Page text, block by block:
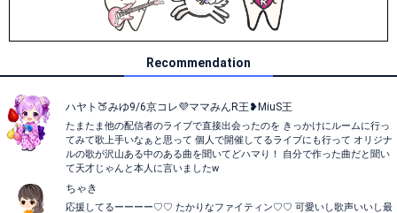
Recommendation
ハヤト🍑みゆ9/6京コレ💜‪‪ママみんR王❥MiuS王
たまたま他の配信者のライブで直接出会ったのを きっかけにルームに行っ
てみて歌上手いなぁと思って 個人で開催してるライブにも行って オリジナ
ルの歌が沢山ある中のある曲を聞いてどハマり！ 自分で作った曲だと聞い
て天才じゃんと本人に言いましたw
ちゃき
応援してるーーーー♡♡ たかりなファイティン♡♡ 可愛いし歌声いいし最